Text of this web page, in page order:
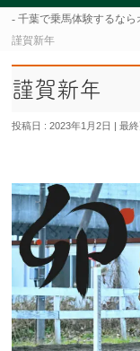
千葉で乗馬体験するな
謹賀新年
謹賀新年
投稿日 : 2023年1月2日 最